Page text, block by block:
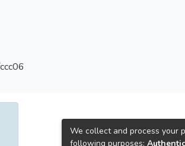
We collect and process your
following purposes: